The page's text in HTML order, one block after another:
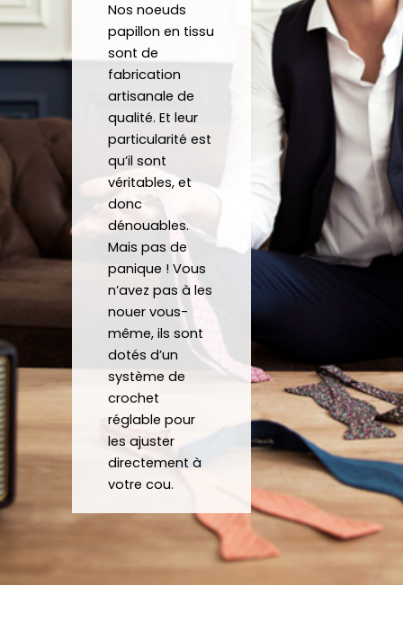
crava
heure
s
parfa
item
de
porte
r des
noeu
papill
ons/
acce
es de
qualit
gratu
item
ent
Noeu
d sur
Je
reco
nde
!
Merci
beau
coup
à eux
encor
e!
un
Nos noeuds
papillon en tissu
sont de
fabrication
artisanale de
qualité. Et leur
particularité est
qu’il sont
véritables, et
donc
dénouables.
Mais pas de
panique ! Vous
n’avez pas à les
nouer vous-
même, ils sont
dotés d’un
système de
crochet
réglable pour
les ajuster
directement à
votre cou.